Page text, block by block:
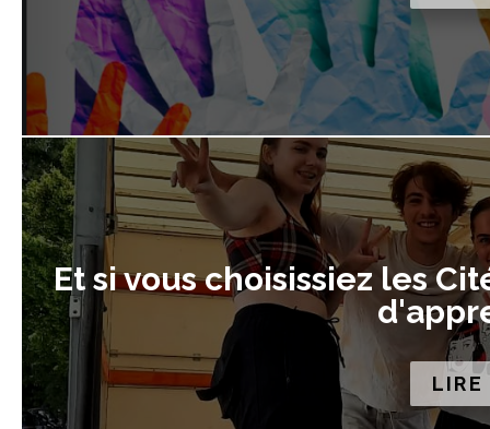
Et si vous choisissiez les